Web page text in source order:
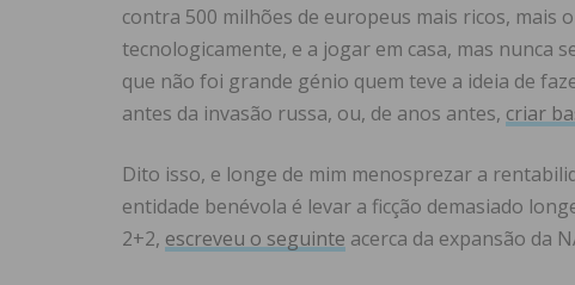
contra 500 milhões de europeus mais ricos, mais
tecnologicamente, e a jogar em casa, mas nunca
que não foi grande génio quem teve a ideia de
antes da invasão russa, ou, de anos antes, criar
Dito isso, e longe de mim menosprezar a
entidade benévola é levar a ficção demasiado
2+2, escreveu o seguinte acerca da expansão da